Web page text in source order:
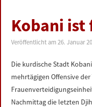
Kobani ist
Veröffentlicht am26. Januar
Die kurdische Stadt
mehrtägigen Offensive
Nachmittag die letzten